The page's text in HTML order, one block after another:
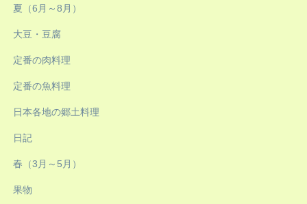
夏（6月～8月）
大豆・豆腐
定番の肉料理
定番の魚料理
日本各地の郷土料理
日記
春（3月～5月）
果物